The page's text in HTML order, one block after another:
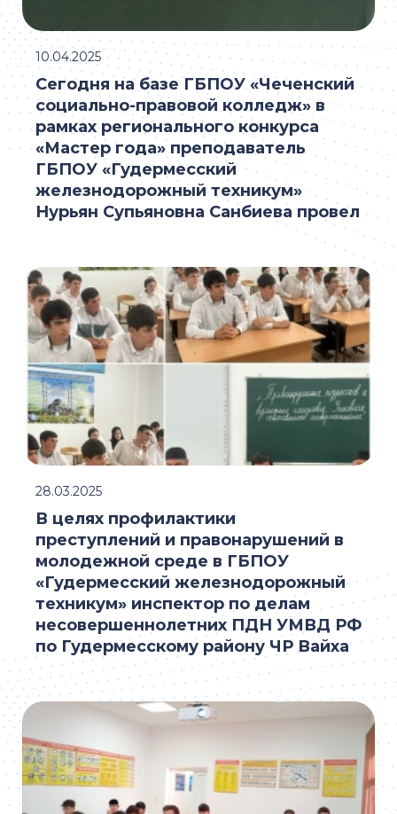
Сегодня на базе ГБПОУ «Чеченский
социально-правовой колледж» в
рамках регионального конкурса
«Мастер года» преподаватель
ГБПОУ «Гудермесский
железнодорожный техникум»
Нурьян Супьяновна Санбиева провел
10.04.2025
В целях профилактики
преступлений и правонарушений в
молодежной среде в ГБПОУ
«Гудермесский железнодорожный
техникум» инспектор по делам
несовершеннолетних ПДН УМВД РФ
по Гудермесскому району ЧР Вайха
28.03.2025